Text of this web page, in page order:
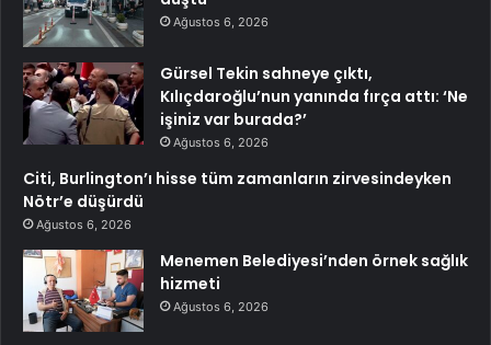
Ağustos 6, 2026
Gürsel Tekin sahneye çıktı,
Kılıçdaroğlu’nun yanında fırça attı: ‘Ne
işiniz var burada?’
Ağustos 6, 2026
Citi, Burlington’ı hisse tüm zamanların zirvesindeyken
Nötr’e düşürdü
Ağustos 6, 2026
Menemen Belediyesi’nden örnek sağlık
hizmeti
Ağustos 6, 2026